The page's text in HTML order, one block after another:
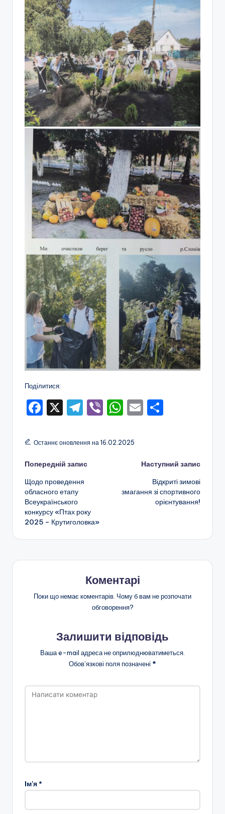
Поділитися:
F
c
b
o
o
k
X
T
e
a
m
Vi
er
W
a
p
E
l
и
т
и
я
Останнє оновлення на 16.02.2025
Навігація
по
запису
Попередній запис
Щодо проведення
обласного етапу
Всеукраїнського
конкурсу «Птах року
2025 – Крутиголовка»
Наступний запис
Відкриті зимові
змагання зі спортивного
орієнтування!
Коментарі
Поки що немає коментарів. Чому б вам не розпочати
обговорення?
Залишити відповідь
Ваша e-mail адреса не оприлюднюватиметься.
Обов’язкові поля позначені *
Ім'я*